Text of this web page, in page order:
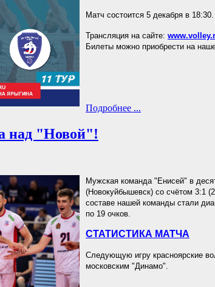
Матч состоится 5 декабря в 18:30.
Трансляция на сайте:
Билеты можно приобрести на
Подробнее ...
над "Новой"!
Мужская команда "Енисей" в
(Новокуйбышевск) со счётом 3:1
составе нашей команды стали
по 19 очков.
СТАТИСТИКА МАТЧА
Следующую игру красноярские
московским "Динамо".